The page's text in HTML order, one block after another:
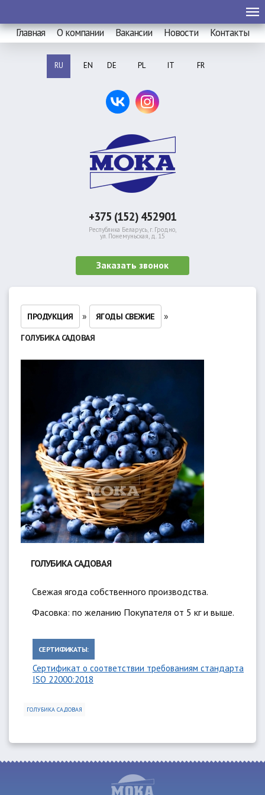
Главная О компании Вакансии Новости Контакты
RU EN DE PL IT FR
+375 (152) 452901
Республика Беларусь, г. Гродно,
ул. Понемуньская, д. 15
Заказать звонок
ПРОДУКЦИЯ » ЯГОДЫ СВЕЖИЕ »
ГОЛУБИКА САДОВАЯ
ГОЛУБИКА САДОВАЯ
Свежая ягода собственного производства.
Фасовка: по желанию Покупателя от 5 кг и выше.
СЕРТИФИКАТЫ:
Сертификат о соответствии требованиям стандарта
ISO 22000:2018
ГОЛУБИКА САДОВАЯ